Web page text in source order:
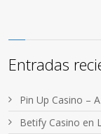
Entradas
Pin Up Casino –
Betify Casino en